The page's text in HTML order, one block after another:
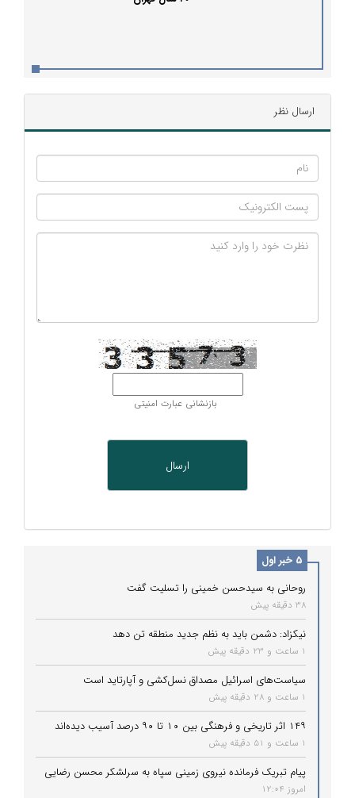
ارسال نظر
بازنشانی عبارت امنیتی
5 خبر اول
روحانی به سیدحسن خمینی را تسلیت گفت
38 دقیقه پیش
نیکزاد: دشمن باید به نظم جدید منطقه تن دهد
1 ساعت و 23 دقیقه پیش
سیاست‌های اسرائیل مصداق نسل‌کشی و آپارتاید است
1 ساعت و 28 دقیقه پیش
۱۴۹ اثر تاریخی و فرهنگی بین ۱۰ تا ۹۰ درصد آسیب دیده‌اند
1 ساعت و 51 دقیقه پیش
پیام تبریک فرمانده نیروی زمینی سپاه به سرلشکر محسن رضایی
امروز 12:04